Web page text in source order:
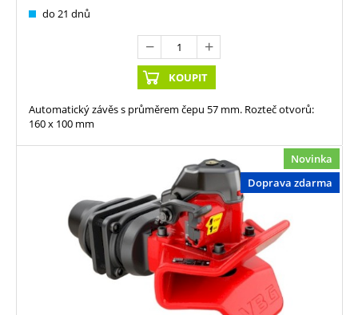
do 21 dnů
KOUPIT
Automatický závěs s průměrem čepu 57 mm. Rozteč otvorů:
160 x 100 mm
Novinka
Doprava zdarma